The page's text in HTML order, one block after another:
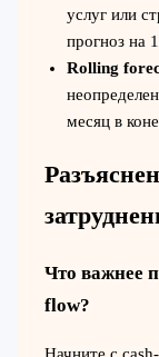
услуг или
прогноз на
Rolling
месяц в
Что важнее
flow?